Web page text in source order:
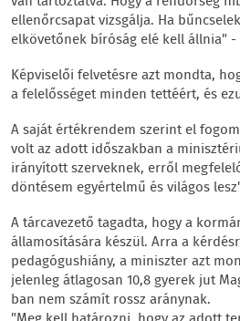
ellenőrcsapat vizsgálja. Ha
elkövetőnek bíróság elé kell állnia"
Képviselői felvetésre azt mondta,
a felelősséget minden tettéért, és
A saját értékrendem szerint el
volt az adott időszakban a
irányított szerveknek, erről
döntésem egyértelmű és világos
A tárcavezető tagadta, hogy a
államosítására készül. Arra a
pedagógushiány, a miniszter azt
jelenleg átlagosan 10,8 gyerek jut
ban nem számít rossz aránynak.